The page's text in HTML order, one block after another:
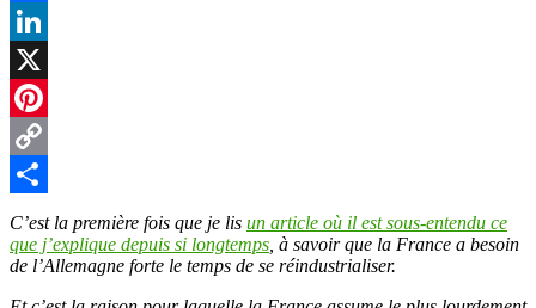
Facebook
LinkedIn
X
Pinterest
Copy
Link
Partager
C’est la première fois que je lis un article où il est sous-entendu ce
que j’explique depuis si longtemps , à savoir que la France a besoin
de l’Allemagne forte le temps de se réindustrialiser.